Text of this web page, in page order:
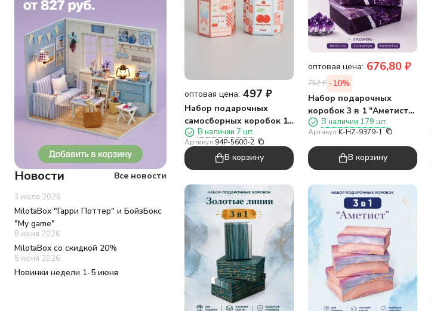
оптовая цена: 497 ₽
Набор подарочных
самосборных коробок 12
шт. "Вишня", микс
(9,5*9,5*19)
В наличии 7 шт.
Артикул:94P-5600-2
В корзину
оптовая цена: 676,80 ₽
752₽ -10%
Набор подарочных
коробок 3 в 1 "Аметист",
фиолетовый, 18*12*7-
21*14*8,5-23*16*9,5
В наличии 179 шт.
Артикул:K-HZ-9379-1
В корзину
Новости Все новости
3 июля 2026
MilotaBox "Гарри Поттер" и БойзБокс
"My game"
8 июня 2026
MilotaBox со скидкой 20%
5 июня 2026
Новинки недели 1-5 июня